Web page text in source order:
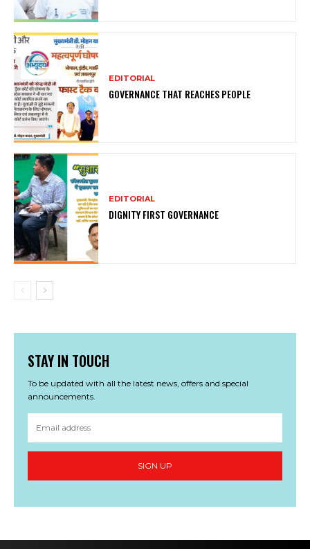
EDITORIAL
GOVERNANCE THAT REACHES PEOPLE
EDITORIAL
DIGNITY FIRST GOVERNANCE
STAY IN TOUCH
To be updated with all the latest news, offers and special
announcements.
SIGN UP